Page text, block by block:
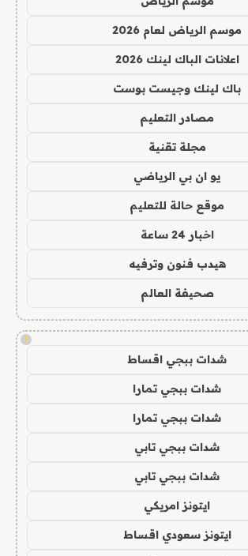
موسم الرياض لعام 2026
اعلانات الباك لينك 2026
باك لينك وجيست بوست
مصادر التعليم
مجلة تقنية
يو ان بي الرياضي
موقع حالة للتعليم
اخبار 24 ساعة
هيدب فنون وترفيه
صحيفة العالم
!
شدات ببجي اقساط
شدات ببجي تمارا
شدات ببجي تمارا
شدات ببجي تابي
شدات ببجي تابي
ايتونز امريكي
ايتونز سعودي اقساط